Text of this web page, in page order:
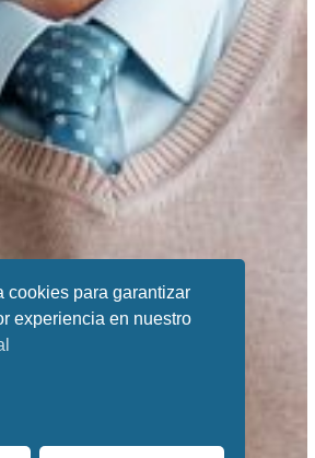
cookies para garantizar
experiencia en nuestro